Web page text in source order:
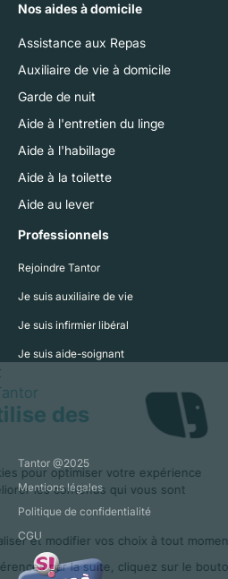
Nos aides à domicile
Assistance aux Repas
Auxiliaire de vie à domicile
Garde de nuit
Aide à l'entretien du linge
Aide à l'habillage
Aide à la toilette
Aide au lever
Professionnels
Rejoindre Tantor
Je suis auxiliaire de vie
Je suis infirmier libéral
Je suis aide-soignant
Tantor @2025
Mentions légales
Politique de confidentialité
CGU